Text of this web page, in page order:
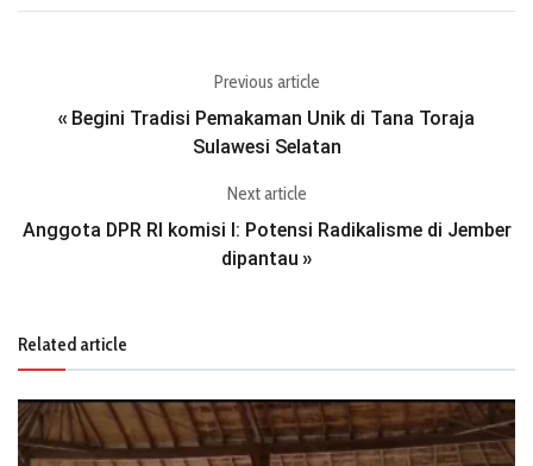
Previous article
« Begini Tradisi Pemakaman Unik di Tana Toraja
Sulawesi Selatan
Next article
Anggota DPR RI komisi l: Potensi Radikalisme di Jember
dipantau »
Related article